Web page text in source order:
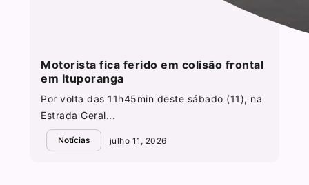
Motorista fica ferido em colisão frontal
em Ituporanga
Por volta das 11h45min deste sábado (11), na
Estrada Geral...
Notícias julho 11, 2026